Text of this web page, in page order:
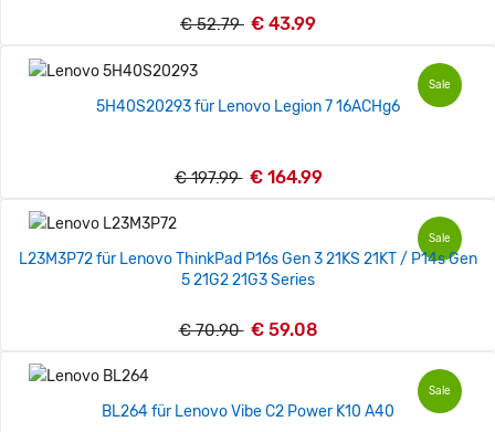
€ 52.79 € 43.99
Sale
5H40S20293 für Lenovo Legion 7 16ACHg6
€ 197.99 € 164.99
Sale
L23M3P72 für Lenovo ThinkPad P16s Gen 3 21KS 21KT / P14s Gen
5 21G2 21G3 Series
€ 70.90 € 59.08
Sale
BL264 für Lenovo Vibe C2 Power K10 A40